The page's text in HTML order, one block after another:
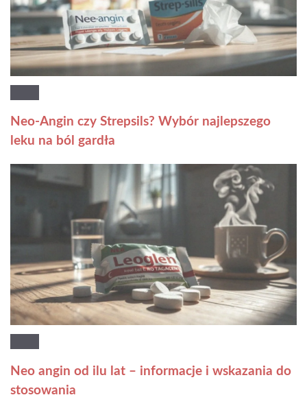
Neo-Angin czy Strepsils? Wybór najlepszego
leku na ból gardła
Neo angin od ilu lat – informacje i wskazania do
stosowania